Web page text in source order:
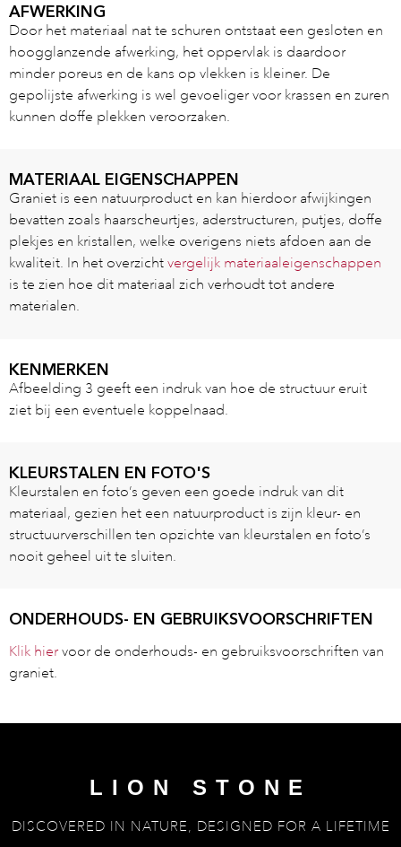
AFWERKING
Door het materiaal nat te schuren ontstaat een gesloten en
hoogglanzende afwerking, het oppervlak is daardoor
minder poreus en de kans op vlekken is kleiner. De
gepolijste afwerking is wel gevoeliger voor krassen en zuren
kunnen doffe plekken veroorzaken.
MATERIAAL EIGENSCHAPPEN
Graniet is een natuurproduct en kan hierdoor afwijkingen
bevatten zoals haarscheurtjes, aderstructuren, putjes, doffe
plekjes en kristallen, welke overigens niets afdoen aan de
kwaliteit. In het overzicht vergelijk materiaaleigenschappen
is te zien hoe dit materiaal zich verhoudt tot andere
materialen.
KENMERKEN
Afbeelding 3 geeft een indruk van hoe de structuur eruit
ziet bij een eventuele koppelnaad.
KLEURSTALEN EN FOTO'S
Kleurstalen en foto’s geven een goede indruk van dit
materiaal, gezien het een natuurproduct is zijn kleur- en
structuurverschillen ten opzichte van kleurstalen en foto’s
nooit geheel uit te sluiten.
ONDERHOUDS- EN GEBRUIKSVOORSCHRIFTEN
Klik hiervoor de onderhouds- en gebruiksvoorschriften van
graniet.
LION STONE
DISCOVERED IN NATURE, DESIGNED FOR A LIFETIME